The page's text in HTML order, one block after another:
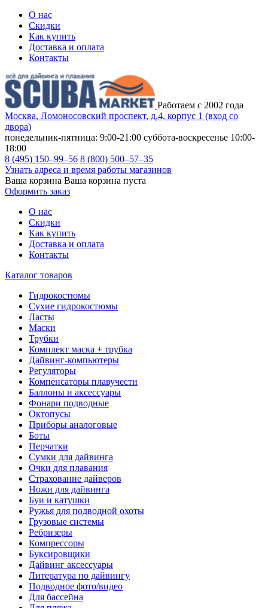
О нас
Скидки
Как купить
Доставка и оплата
Контакты
Работаем с 2002 года
Москва, Ломоносовский проспект, д.4, корпус 1 (вход со
двора)
понедельник-пятница: 9:00-21:00 суббота-воскресенье 10:00-
18:00
8 (495) 150–99–56 8 (800) 500–57–35
Узнать адреса и время работы магазинов
Ваша корзина Ваша корзина пуста
Оформить заказ
О нас
Скидки
Как купить
Доставка и оплата
Контакты
Каталог товаров
Гидрокостюмы
Сухие гидрокостюмы
Ласты
Маски
Трубки
Комплект маска + трубка
Дайвинг-компьютеры
Регуляторы
Компенсаторы плавучести
Баллоны и аксессуары
Фонари подводные
Октопусы
Приборы аналоговые
Боты
Перчатки
Сумки для дайвинга
Очки для плавания
Страхование дайверов
Ножи для дайвинга
Буи и катушки
Ружья для подводной охоты
Грузовые системы
Ребризеры
Компрессоры
Буксировщики
Дайвинг аксессуары
Литература по дайвингу
Подводное фото/видео
Для бассейна